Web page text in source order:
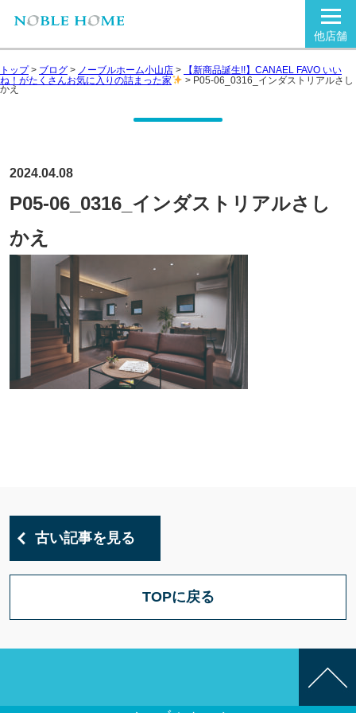
他店舗
トップ> ブログ > ノーブルホーム小山店 >
【新商品誕生!!】CANAEL FAVO いい
ね！がたくさんお気に入りの詰まった家
> P05-06_0316_インダストリアルさし
かえ
2024.04.08
P05-06_0316_インダストリアルさし
かえ
古い記事を見る
TOPに戻る